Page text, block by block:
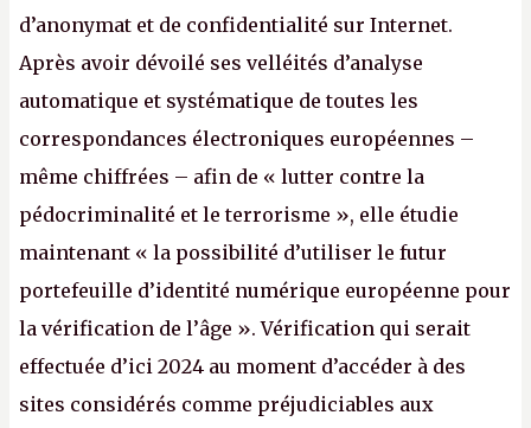
d’anonymat et de confidentialité sur Internet.
Après avoir dévoilé ses velléités d’analyse
automatique et systématique de toutes les
correspondances électroniques européennes –
même chiffrées – afin de « lutter contre la
pédocriminalité et le terrorisme », elle étudie
maintenant « la possibilité d’utiliser le futur
portefeuille d’identité numérique européenne pour
la vérification de l’âge ». Vérification qui serait
effectuée d’ici 2024 au moment d’accéder à des
sites considérés comme préjudiciables aux